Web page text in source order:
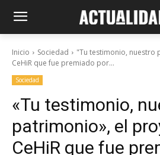
Inicio Sociedad
"Tu testimonio, nuestro
CeHiR que fue premiado por...
Sociedad
«Tu testimonio,
patrimonio», el
CeHiR que fue